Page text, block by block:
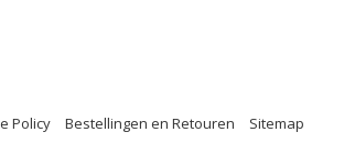
Policy Bestellingen en Retouren Sitemap